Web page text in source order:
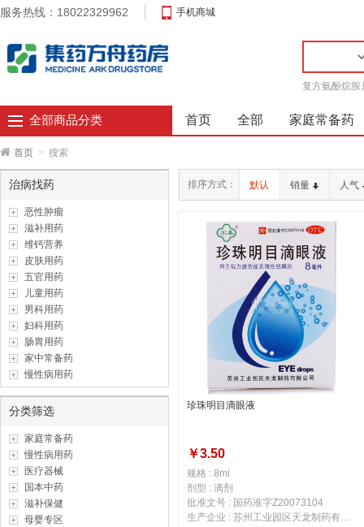
服务热线：18022329962 手机商城
复方氨酚烷胺
全部商品分类 首页 全部 家庭常备药
首页 > 搜索
治病找药
恶性肿瘤
滋补用药
维钙营养
皮肤用药
五官用药
儿童用药
男科用药
妇科用药
肠胃用药
家中常备药
慢性病用药
分类筛选
家庭常备药
慢性病用药
医疗器械
国本中药
滋补保健
母婴专区
排序方式： 默认 销量 人气
珍珠明目滴眼液
￥3.50
规格 : 8ml
剂型 : 滴剂
批准文号 : 国药准字Z20073104
生产企业 : 苏州工业园区天龙制药有限公司